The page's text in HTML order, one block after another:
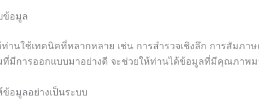
ข้อมูล
านใช้เทคนิคที่หลากหลาย เช่น การสำรวจเชิงลึก การสัมภา
ที่มีการออกแบบมาอย่างดี จะช่วยให้ท่านได้ข้อมูลที่มีคุณภาพ
ข้อมูลอย่างเป็นระบบ